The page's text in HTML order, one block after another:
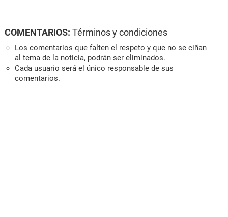
COMENTARIOS: Términos y condiciones
Los comentarios que falten el respeto y que no se ciñan
al tema de la noticia, podrán ser eliminados.
Cada usuario será el único responsable de sus
comentarios.